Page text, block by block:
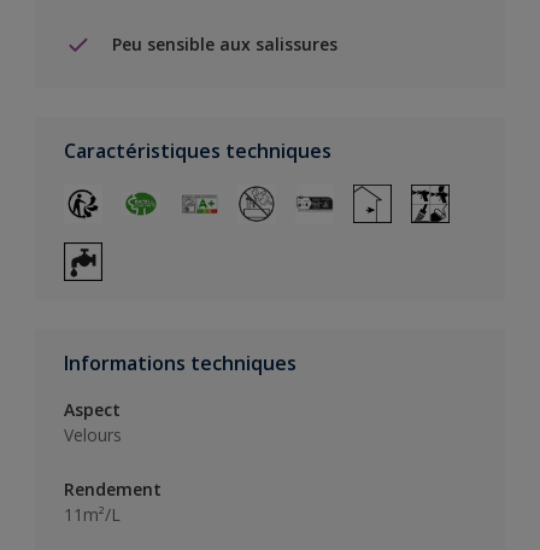
Peu sensible aux salissures
Caractéristiques techniques
Informations techniques
Aspect
Velours
Rendement
11m²/L